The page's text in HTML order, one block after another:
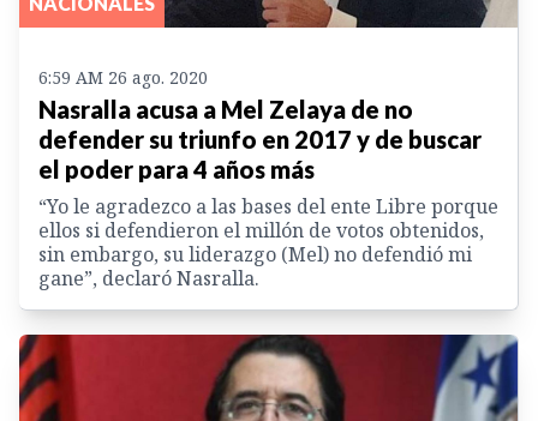
6:59 AM 26 ago. 2020
Nasralla acusa a Mel Zelaya de no
defender su triunfo en 2017 y de buscar
el poder para 4 años más
“Yo le agradezco a las bases del ente Libre porque
ellos si defendieron el millón de votos obtenidos,
sin embargo, su liderazgo (Mel) no defendió mi
gane”, declaró Nasralla.